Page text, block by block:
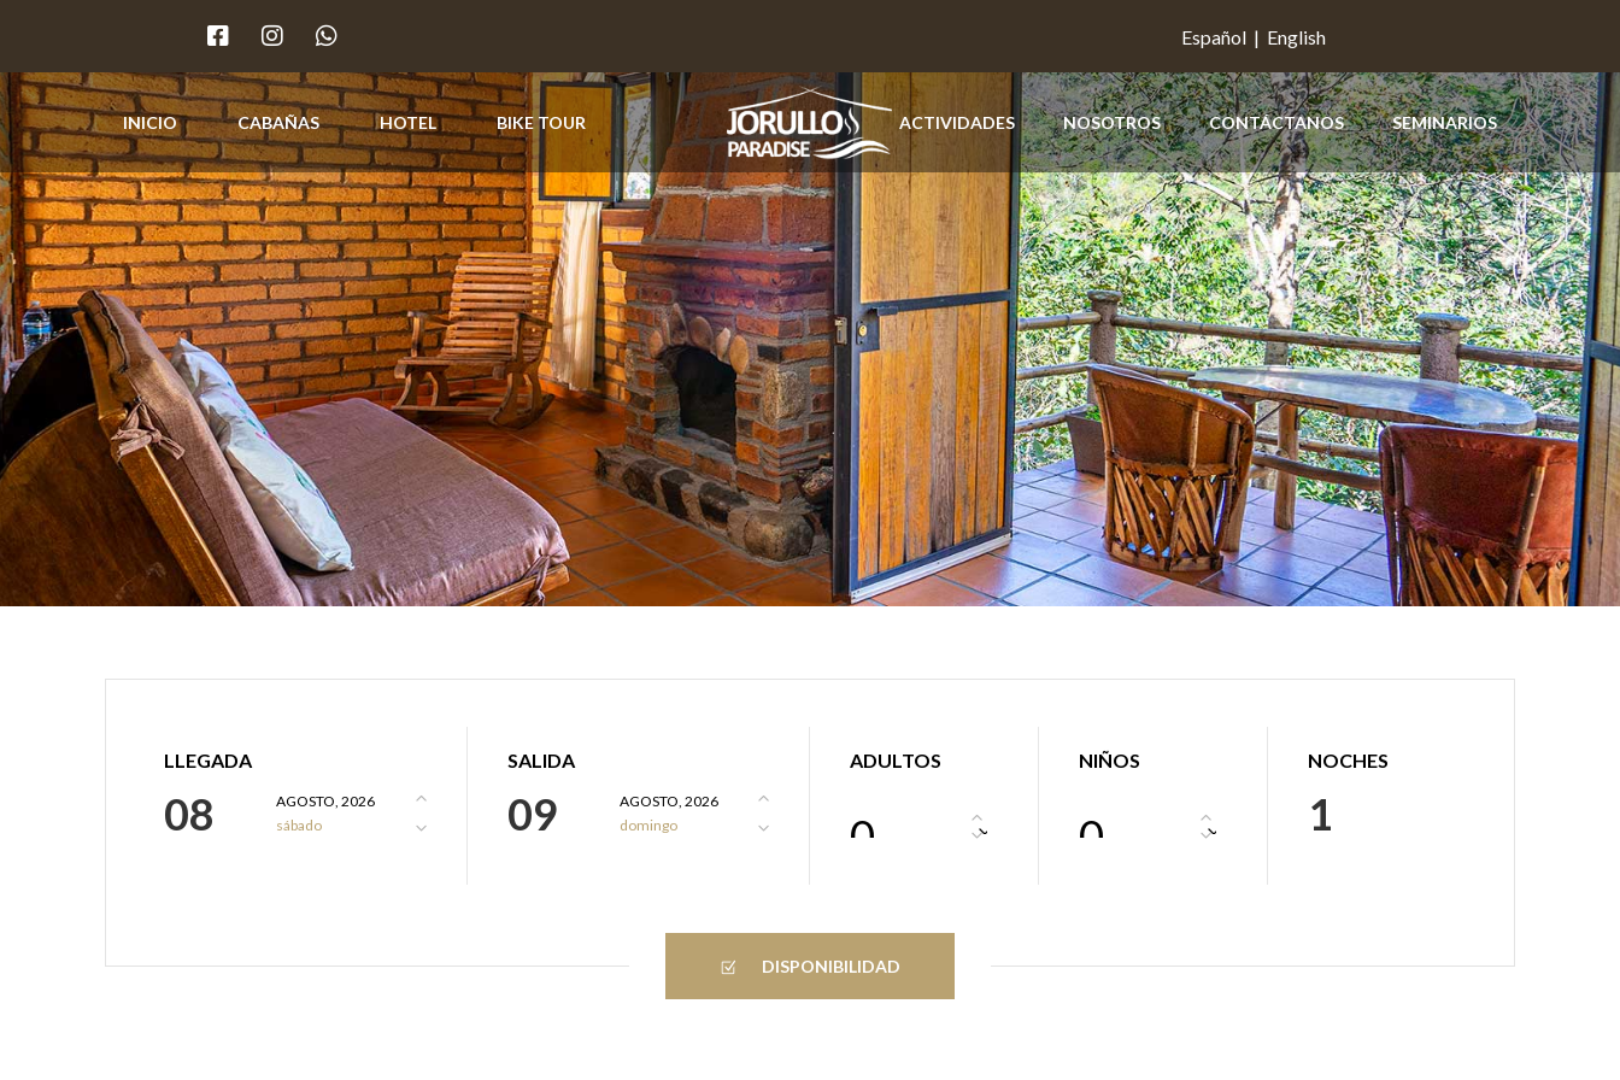
Español| English
INICIO CABAÑAS HOTEL BIKE TOUR ACTIVIDADES NOSOTROS CONTÁCTANOS SEMINARIOS
LLEGADA
08
AGOSTO, 2026
sábado
SALIDA
09
AGOSTO, 2026
domingo
ADULTOS
0
NIÑOS
0
NOCHES
1
DISPONIBILIDAD